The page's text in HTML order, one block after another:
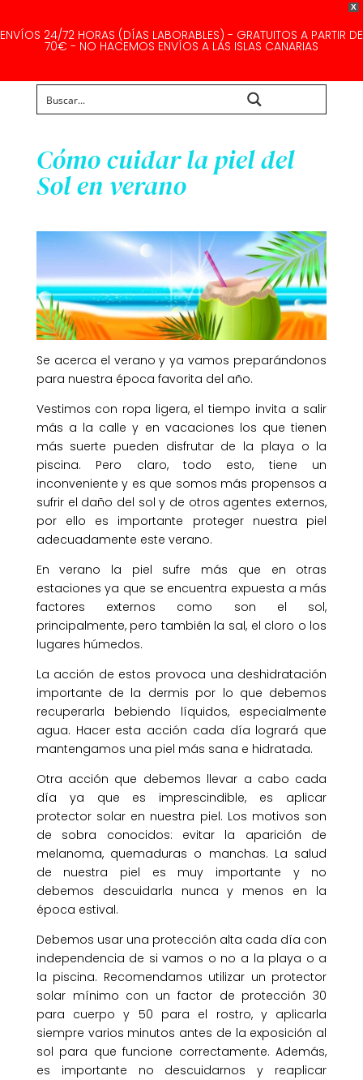
X
ENVÍOS 24/72 HORAS (DÍAS LABORABLES) - GRATUITOS A PARTIR DE
70€ - NO HACEMOS ENVÍOS A LAS ISLAS CANARIAS
Cómo cuidar la piel del
Sol en verano
Se acerca el verano y ya vamos preparándonos
para nuestra época favorita del año.
Vestimos con ropa ligera, el tiempo invita a salir
más a la calle y en vacaciones los que tienen
más suerte pueden disfrutar de la playa o la
piscina. Pero claro, todo esto, tiene un
inconveniente y es que somos más propensos a
sufrir el daño del sol y de otros agentes externos,
por ello es importante proteger nuestra piel
adecuadamente este verano.
En verano la piel sufre más que en otras
estaciones ya que se encuentra expuesta a más
factores externos como son el sol,
principalmente, pero también la sal, el cloro o los
lugares húmedos.
La acción de estos provoca una deshidratación
importante de la dermis por lo que debemos
recuperarla bebiendo líquidos, especialmente
agua. Hacer esta acción cada día logrará que
mantengamos una piel más sana e hidratada.
Otra acción que debemos llevar a cabo cada
día ya que es imprescindible, es aplicar
protector solar en nuestra piel. Los motivos son
de sobra conocidos: evitar la aparición de
melanoma, quemaduras o manchas. La salud
de nuestra piel es muy importante y no
debemos descuidarla nunca y menos en la
época estival.
Debemos usar una protección alta cada día con
independencia de si vamos o no a la playa o a
la piscina. Recomendamos utilizar un protector
solar mínimo con un factor de protección 30
para cuerpo y 50 para el rostro, y aplicarla
siempre varios minutos antes de la exposición al
sol para que funcione correctamente. Además,
es importante no descuidarnos y reaplicar